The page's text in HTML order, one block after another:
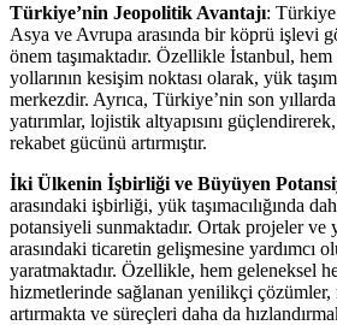
Türkiye’nin Jeopolitik Avantajı:
Asya ve Avrupa arasında bir köprü işlevi
önem taşımaktadır. Özellikle İstanbul,
yollarının kesişim noktası olarak, yük
merkezdir. Ayrıca, Türkiye’nin son
yatırımlar, lojistik altyapısını güçlendirerek,
rekabet gücünü artırmıştır.
İki Ülkenin İşbirliği ve Büyüyen
arasındaki işbirliği, yük taşımacılığında
potansiyeli sunmaktadır. Ortak projeler ve
arasındaki ticaretin gelişmesine yardımcı
yaratmaktadır. Özellikle, hem geleneksel
hizmetlerinde sağlanan yenilikçi
artırmakta ve süreçleri daha da